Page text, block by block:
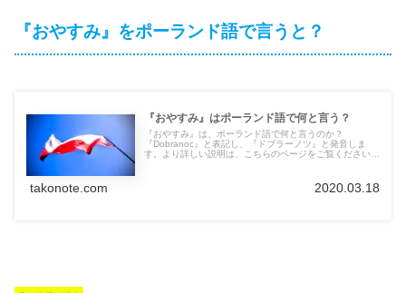
『おやすみ』をポーランド語で言うと？
『おやすみ』はポーランド語で何と言う？
『おやすみ』は、ポーランド語で何と言うのか？
『Dobranoc』と表記し、『ドブラーノツ』と発音しま
す。より詳しい説明は、こちらのページをご覧ください。
takonote.com 2020.03.18